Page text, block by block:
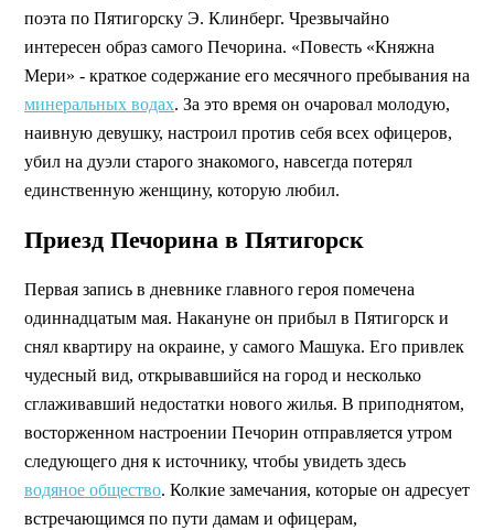
поэта по Пятигорску Э. Клинберг. Чрезвычайно
интересен образ самого Печорина. «Повесть «Княжна
Мери» - краткое содержание его месячного пребывания на
минеральных водах. За это время он очаровал молодую,
наивную девушку, настроил против себя всех офицеров,
убил на дуэли старого знакомого, навсегда потерял
единственную женщину, которую любил.
Приезд Печорина в Пятигорск
Первая запись в дневнике главного героя помечена
одиннадцатым мая. Накануне он прибыл в Пятигорск и
снял квартиру на окраине, у самого Машука. Его привлек
чудесный вид, открывавшийся на город и несколько
сглаживавший недостатки нового жилья. В приподнятом,
восторженном настроении Печорин отправляется утром
следующего дня к источнику, чтобы увидеть здесь
водяное общество. Колкие замечания, которые он адресует
встречающимся по пути дамам и офицерам,